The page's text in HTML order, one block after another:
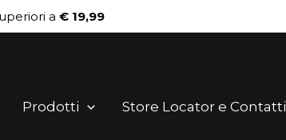
a € 19,99
Prodotti Store Locator e Contatti